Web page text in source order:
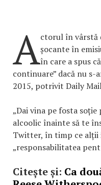
Actorul în vârstă
șocante în
în care a spus
continuare” dacă nu
2015, potrivit Daily
„Dai vina pe fosta
alcoolic înainte să te
Twitter, în timp ce alții
„responsabilitatea
Citește și: Ca